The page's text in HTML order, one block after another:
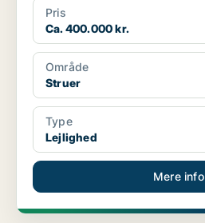
Pris
Ca. 400.000 kr.
Område
Struer
Type
Lejlighed
Mere info